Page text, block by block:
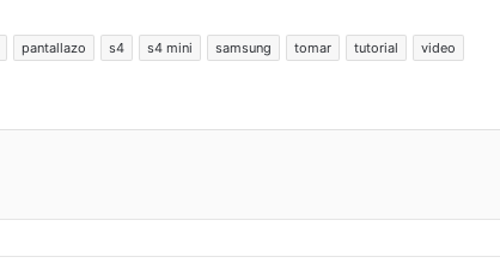
pantallazo s4 s4 mini samsung tomar tutorial
video